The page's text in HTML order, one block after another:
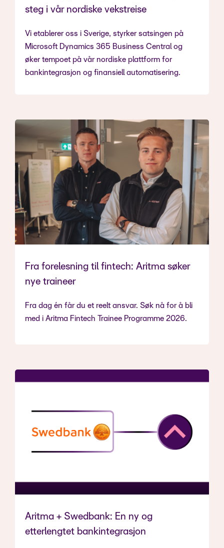
steg i vår nordiske vekstreise
Vi etablerer oss i Sverige, styrker satsingen på
Microsoft Dynamics 365 Business Central og
øker tempoet på vår nordiske plattform for
bankintegrasjon og finansiell automatisering.
Fra forelesning til fintech: Aritma søker
nye traineer
Fra dag én får du et reelt ansvar. Søk nå for å bli
med i Aritma Fintech Trainee Programme 2026.
Aritma + Swedbank: En ny og
etterlengtet bankintegrasjon